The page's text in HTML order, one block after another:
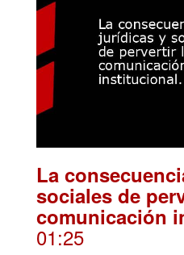
La
sociales de
comunicación
01:25